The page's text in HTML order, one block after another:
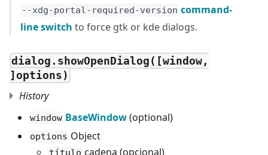
--xdg-portal-required-version command-
line switch to force gtk or kde dialogs.
dialog.showOpenDialog([window,
]options)
History
window BaseWindow(optional)
options Object
título cadena (opcional)